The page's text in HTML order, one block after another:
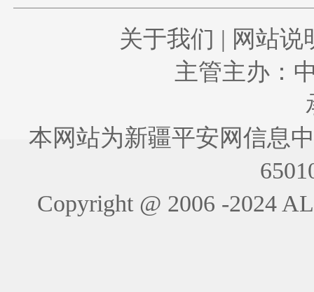
关于我们 | 网站说
主管主办：
本网站为新疆平安网信息
Copyright @ 2006 -2024